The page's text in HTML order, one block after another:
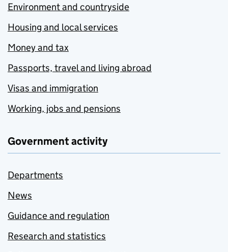
Environment and countryside
Housing and local services
Money and tax
Passports, travel and living abroad
Visas and immigration
Working, jobs and pensions
Government activity
Departments
News
Guidance and regulation
Research and statistics